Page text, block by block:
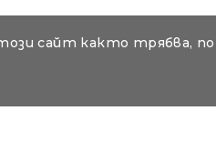
сайт както трябва,